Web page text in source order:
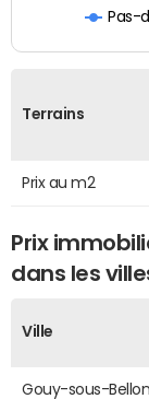
Pas-
Terrains
Prix au m2
Prix
dans les
Ville
Gouy-sous-